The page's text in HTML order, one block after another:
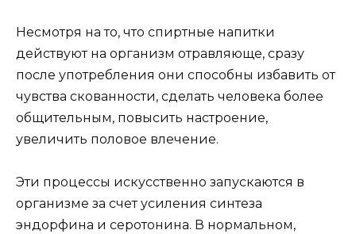
Несмотря на то, что спиртные напитки
действуют на организм отравляюще, сразу
после употребления они способны избавить от
чувства скованности, сделать человека более
общительным, повысить настроение,
увеличить половое влечение.
Эти процессы искусственно запускаются в
организме за счет усиления синтеза
эндорфина и серотонина. В нормальном,